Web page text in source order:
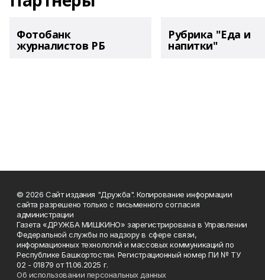
Фотобанк
журналистов РБ
Рубрика "Еда и
напитки"
© 2026 Сайт издания "Дружба". Копирование информации
сайта разрешено только с письменного согласия
администрации
Газета «ДРУЖБА МИШКИНО» зарегистрирована в Управлении
Федеральной службы по надзору в сфере связи,
информационных технологий и массовых коммуникаций по
Республике Башкортостан. Регистрационный номер ПИ № ТУ
02 - 01879 от 11.06.2025 г.
Об использовании персональных данных